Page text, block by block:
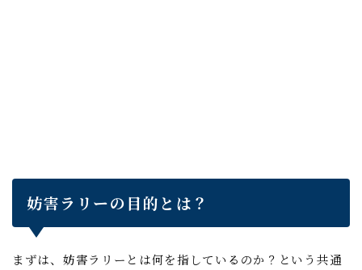
妨害ラリーの目的とは？
まずは、妨害ラリーとは何を指しているのか？という共通